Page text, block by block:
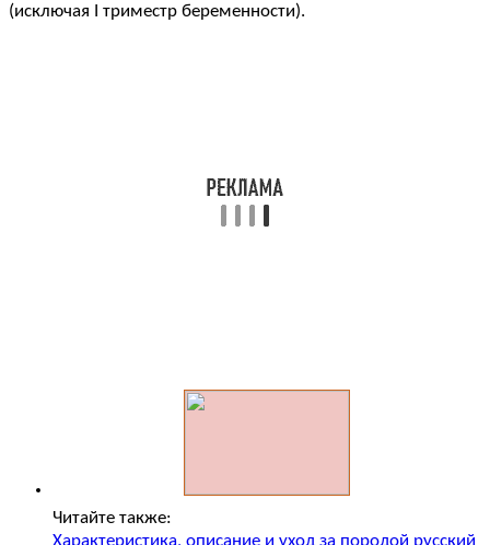
(исключая I триместр беременности).
Читайте также:
Характеристика, описание и уход за породой русский